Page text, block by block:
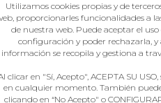
Utilizamos cookies propias y de
proporcionarles funcionalidades a
de nuestra web. Puede aceptar el
configuración y poder rechazarla,
información se recopila y gestiona a
clicar en "Sí, Acepto", ACEPTA SU
en cualquier momento. También
clicando en “No Acepto" o